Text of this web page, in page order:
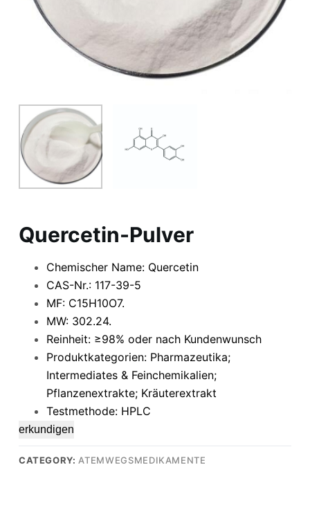
Quercetin-Pulver
Chemischer Name: Quercetin
CAS-Nr.: 117-39-5
MF: C15H10O7.
MW: 302.24.
Reinheit: ≥98% oder nach Kundenwunsch
Produktkategorien: Pharmazeutika;
Intermediates & Feinchemikalien;
Pflanzenextrakte; Kräuterextrakt
Testmethode: HPLC
erkundigen
CATEGORY: ATEMWEGSMEDIKAMENTE